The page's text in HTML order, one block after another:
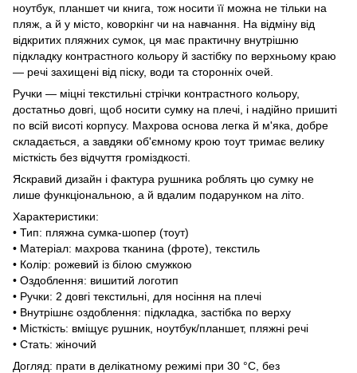
ноутбук, планшет чи книга, тож носити її можна не тільки на
пляж, а й у місто, коворкінг чи на навчання. На відміну від
відкритих пляжних сумок, ця має практичну внутрішню
підкладку контрастного кольору й застібку по верхньому краю
— речі захищені від піску, води та сторонніх очей.
Ручки — міцні текстильні стрічки контрастного кольору,
достатньо довгі, щоб носити сумку на плечі, і надійно пришиті
по всій висоті корпусу. Махрова основа легка й м'яка, добре
складається, а завдяки об'ємному крою тоут тримає велику
місткість без відчуття громіздкості.
Яскравий дизайн і фактура рушника роблять цю сумку не
лише функціональною, а й вдалим подарунком на літо.
Характеристики:
• Тип: пляжна сумка-шопер (тоут)
• Матеріал: махрова тканина (фроте), текстиль
• Колір: рожевий із білою смужкою
• Оздоблення: вишитий логотип
• Ручки: 2 довгі текстильні, для носіння на плечі
• Внутрішнє оздоблення: підкладка, застібка по верху
• Місткість: вміщує рушник, ноутбук/планшет, пляжні речі
• Стать: жіночий
Догляд: прати в делікатному режимі при 30 °C, без